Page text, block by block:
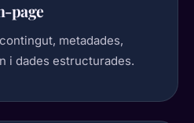
page
metadades,
i dades estructurades.